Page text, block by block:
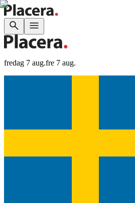
fredag 7 aug.fre 7 aug.